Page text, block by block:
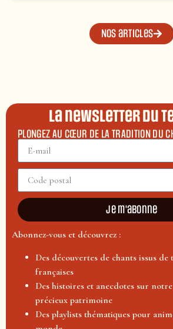
Nos articles
La newsletter du
PLONGEZ AU CŒUR DE LA TRADITION DU
Je m'abonne
Abonnez-vous et découvrez :
Des découvertes de chants issus
françaises
Des histoires et anecdotes sur
précieux patrimoine
Des playlists thématiques pour